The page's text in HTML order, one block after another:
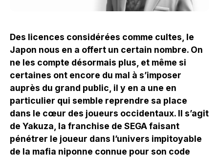
Des licences considérées comme cultes, le
Japon nous en a offert un certain nombre. On
ne les compte désormais plus, et même si
certaines ont encore du mal à s’imposer
auprès du grand public, il y en a une en
particulier qui semble reprendre sa place
dans le cœur des joueurs occidentaux. Il s’agit
de Yakuza, la franchise de SEGA faisant
pénétrer le joueur dans l’univers impitoyable
de la mafia niponne connue pour son code